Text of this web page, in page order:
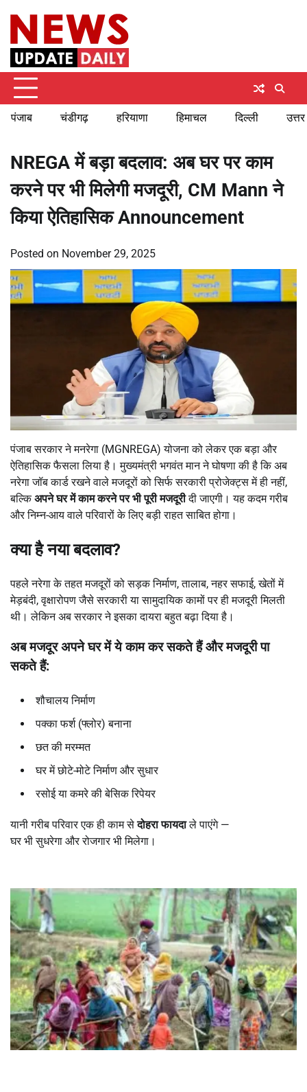
content
पंजाब चंडीगढ़ हरियाणा हिमाचल दिल्ली
NREGA में बड़ा बदलाव: अब घर पर काम
करने पर भी मिलेगी मजदूरी, CM Mann ने
किया ऐतिहासिक Announcement
Posted on November 29, 2025
पंजाब सरकार ने मनरेगा (MGNREGA) योजना को लेकर एक बड़ा और
ऐतिहासिक फैसला लिया है। मुख्यमंत्री भगवंत मान ने घोषणा की है कि अब
नरेगा जॉब कार्ड रखने वाले मजदूरों को सिर्फ सरकारी प्रोजेक्ट्स में ही नहीं,
बल्किअपने घर में काम करने पर भी पूरी मजदूरीदी जाएगी। यह कदम गरीब
और निम्न-आय वाले परिवारों के लिए बड़ी राहत साबित होगा।
क्या है नया बदलाव?
पहले नरेगा के तहत मजदूरों को सड़क निर्माण, तालाब, नहर सफाई, खेतों में
मेड़बंदी, वृक्षारोपण जैसे सरकारी या सामुदायिक कामों पर ही मजदूरी मिलती
थी। लेकिन अब सरकार ने इसका दायरा बहुत बढ़ा दिया है।
अब मजदूर अपने घर में ये काम कर सकते हैं और मजदूरी पा
सकते हैं:
शौचालय निर्माण
पक्का फर्श (फ्लोर) बनाना
छत की मरम्मत
घर में छोटे-मोटे निर्माण और सुधार
रसोई या कमरे की बेसिक रिपेयर
यानी गरीब परिवार एक ही काम सेदोहरा फायदाले पाएंगे —
घर भी सुधरेगा और रोजगार भी मिलेगा।